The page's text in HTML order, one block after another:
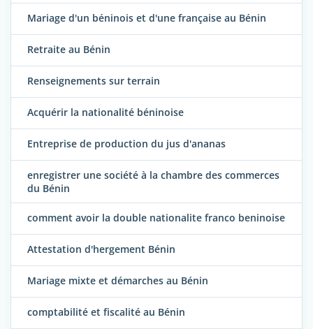
Mariage d'un béninois et d'une française au Bénin
Retraite au Bénin
Renseignements sur terrain
Acquérir la nationalité béninoise
Entreprise de production du jus d'ananas
enregistrer une société à la chambre des commerces
du Bénin
comment avoir la double nationalite franco beninoise
Attestation d'hergement Bénin
Mariage mixte et démarches au Bénin
comptabilité et fiscalité au Bénin